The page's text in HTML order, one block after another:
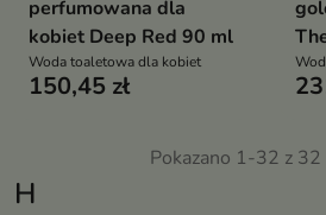
H
perfumowana dla
kobiet Deep Red 90 ml
Woda toaletowa dla kobiet
150,45 zł
Pokazano 1-32 z 32